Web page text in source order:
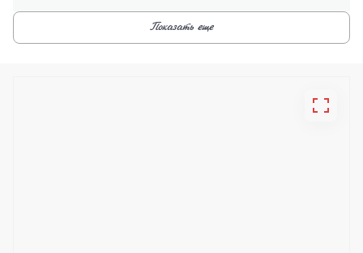
Показать еще